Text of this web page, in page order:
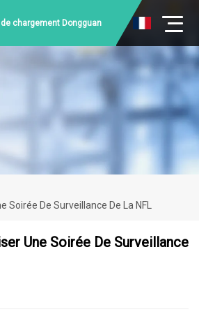
chargement Dongguan
De Surveillance De La NFL
Une Soirée De Surveillance